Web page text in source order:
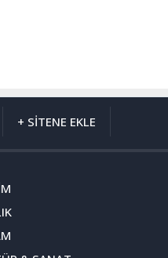
+ SİTENE EKLE